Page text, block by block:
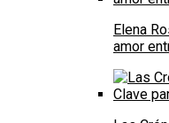
Elena
amor